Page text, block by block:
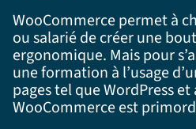
WooCommerce permet à
ou salarié de créer une
ergonomique. Mais pour
une formation à l’usage
pages tel que WordPress
WooCommerce est